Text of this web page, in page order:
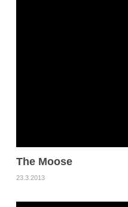
The Moose
23.3.2013